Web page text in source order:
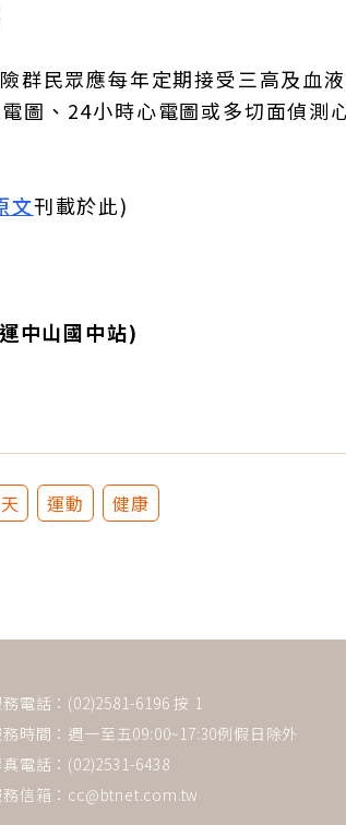
群民眾應每年定期接受三高及血
圖、24小時心電圖或多切面偵測
文刊載於此)
中山國中站)
運動 健康
電話：(02)2581-6196 按 1
務時間：週一至五09:00~17:30例假日除外
電話：(02)2531-6438
信箱： cc@btnet.com.tw